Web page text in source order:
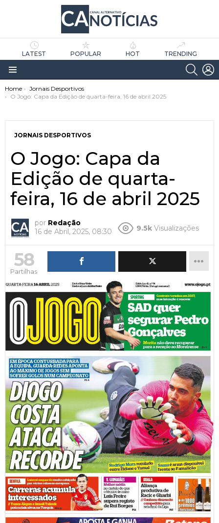
LATEST POPULAR HOT TRENDING
Menu
You are here:
Home
Jornais Desportivos
O Jogo: Capa da Edição de quarta-feira, 16 de abril 2025
JORNAIS DESPORTIVOS
O Jogo: Capa da
Edição de quarta-
feira, 16 de abril 2025
por Redação
16 de Abril, 2025, 08:30
9.5k Visualizações
58
Partilhas